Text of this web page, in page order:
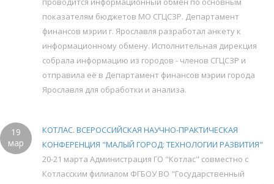
показателям бюджетов МО СГЦСЗР. Департамент
финансов мэрии г. Ярославля разработал анкету к
информационному обмену. Исполнительная дирекция
собрала информацию из городов - членов СГЦСЗР и
отправила её в Департамент финансов мэрии города
Ярославля для обработки и анализа.
19
мар
КОТЛАС. ВСЕРОССИЙСКАЯ НАУЧНО-ПРАКТИЧЕСКАЯ
КОНФЕРЕНЦИЯ "МАЛЫЙ ГОРОД: ТЕХНОЛОГИИ РАЗВИТИЯ"
20-21 марта Администрация ГО "Котлас" совместно с
Котласским филиалом ФГБОУ ВО "Государственный